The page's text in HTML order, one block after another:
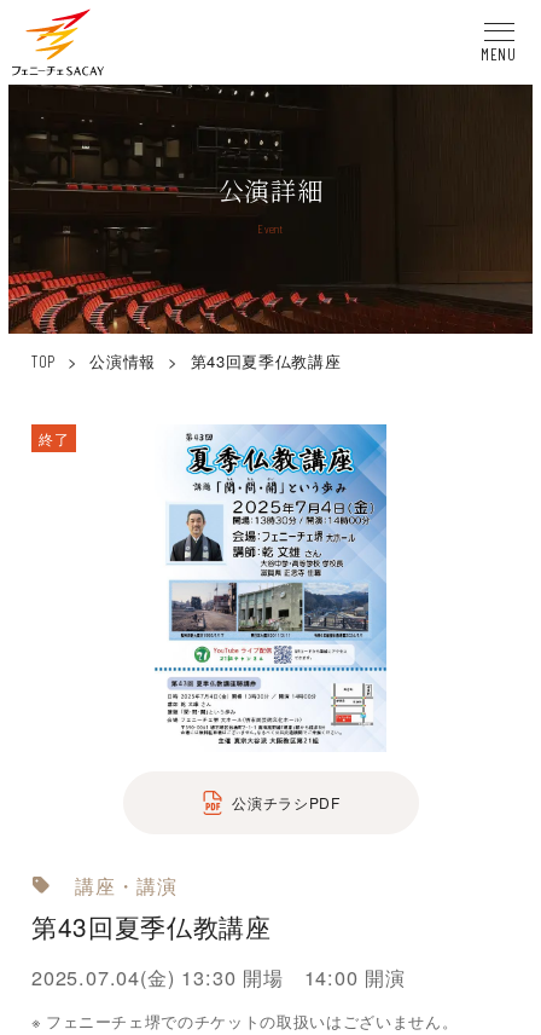
MENU
公演詳細
Event
TOP > 公演情報 > 第43回夏季仏教講座
終了
公演チラシPDF
講座・講演
第43回夏季仏教講座
2025.07.04(金) 13:30 開場 14:00 開演
フェニーチェ堺でのチケットの取扱いはございません。